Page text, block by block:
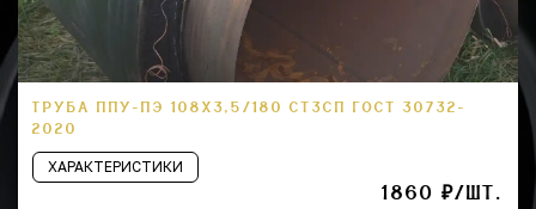
ТРУБА ППУ-ПЭ 108Х3,5/180 СТ3СП ГОСТ 30732-
2020
ХАРАКТЕРИСТИКИ
1860 ₽/ШТ.